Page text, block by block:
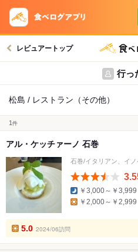
レビュアートップ
行っ
松島 / レストラン（その他）
1 件
アル・ケッチァーノ 石巻
石巻/イタリアン、イ
￥3,000～￥3,999
￥2,000～￥2,999
5.0 2024/06訪問